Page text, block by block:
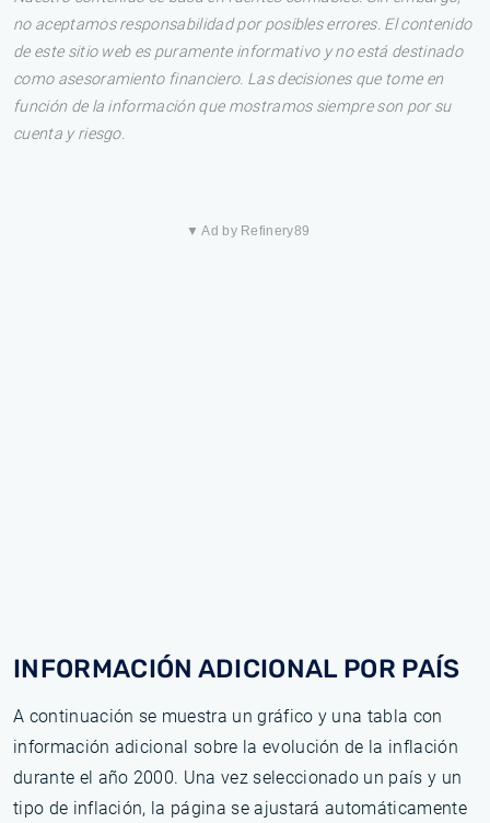
no aceptamos responsabilidad por posibles errores. El contenido
de este sitio web es puramente informativo y no está destinado
como asesoramiento financiero. Las decisiones que tome en
función de la información que mostramos siempre son por su
cuenta y riesgo.
▼ Ad by Refinery89
INFORMACIÓN ADICIONAL POR PAÍS
A continuación se muestra un gráfico y una tabla con
información adicional sobre la evolución de la inflación
durante el año 2000. Una vez seleccionado un país y un
tipo de inflación, la página se ajustará automáticamente